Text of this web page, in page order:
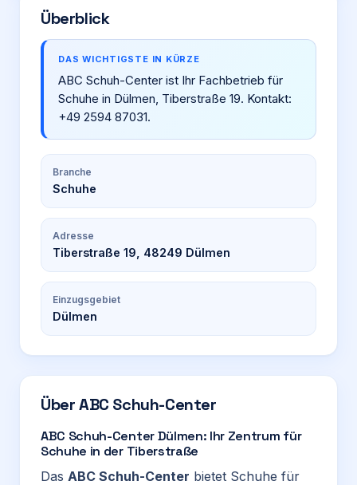
Überblick
DAS WICHTIGSTE IN KÜRZE
ABC Schuh-Center ist Ihr Fachbetrieb für
Schuhe in Dülmen, Tiberstraße 19. Kontakt:
+49 2594 87031.
Branche
Schuhe
Adresse
Tiberstraße 19, 48249 Dülmen
Einzugsgebiet
Dülmen
ÜberABC Schuh-Center
ABC Schuh-Center Dülmen: Ihr Zentrum für
Schuhe in der Tiberstraße
Das ABC Schuh-Center bietet Schuhe für